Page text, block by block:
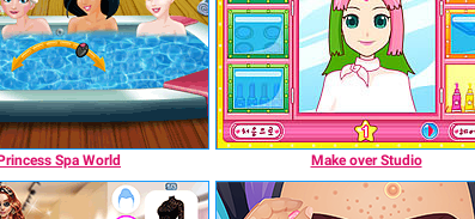
Spa World Make over Studio